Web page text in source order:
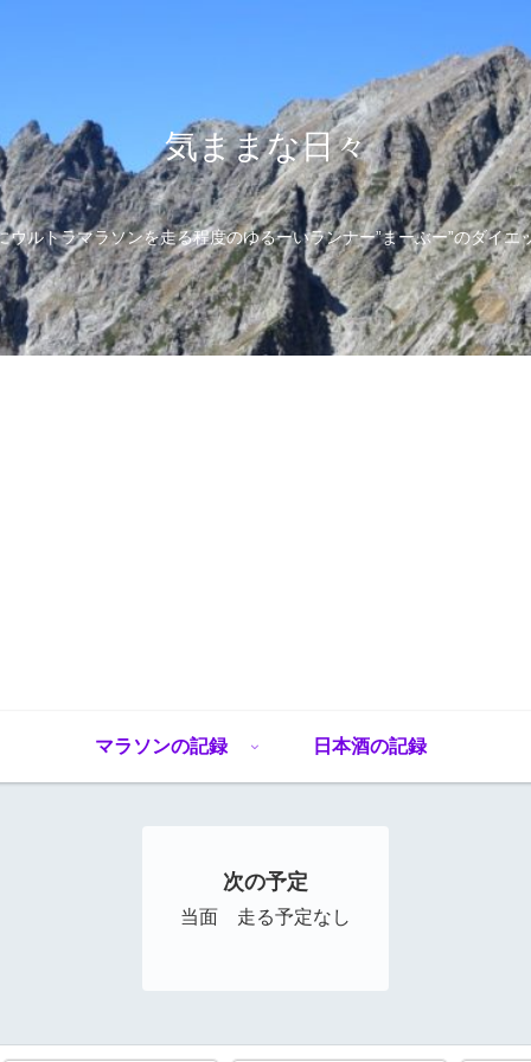
気ままな日々
ウルトラマラソンを走る程度のゆるーいランナー”まーぶー”のダイエ
マラソンの記録 日本酒の記録
次の予定
当面 走る予定なし